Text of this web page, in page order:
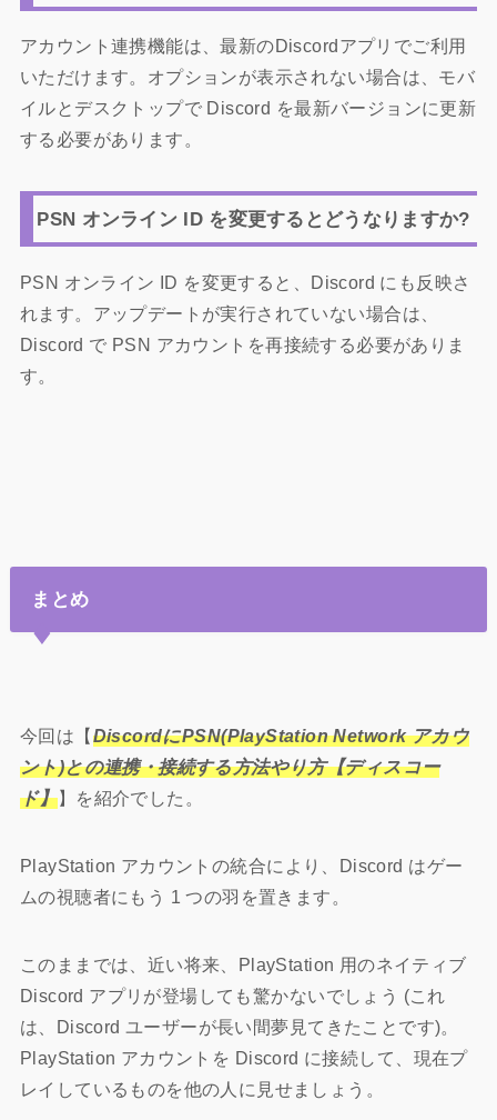
アカウント連携機能は、最新のDiscordアプリでご利用
いただけます。オプションが表示されない場合は、モバ
イルとデスクトップで Discord を最新バージョンに更新
する必要があります。
PSN オンライン ID を変更するとどうなりますか?
PSN オンライン ID を変更すると、Discord にも反映さ
れます。アップデートが実行されていない場合は、
Discord で PSN アカウントを再接続する必要がありま
す。
まとめ
今回は【DiscordにPSN(PlayStation Network アカウ
ント)との連携・接続する方法やり方【ディスコー
ド】】を紹介でした。
PlayStation アカウントの統合により、Discord はゲー
ムの視聴者にもう 1 つの羽を置きます。
このままでは、近い将来、PlayStation 用のネイティブ
Discord アプリが登場しても驚かないでしょう (これ
は、Discord ユーザーが長い間夢見てきたことです)。
PlayStation アカウントを Discord に接続して、現在プ
レイしているものを他の人に見せましょう。